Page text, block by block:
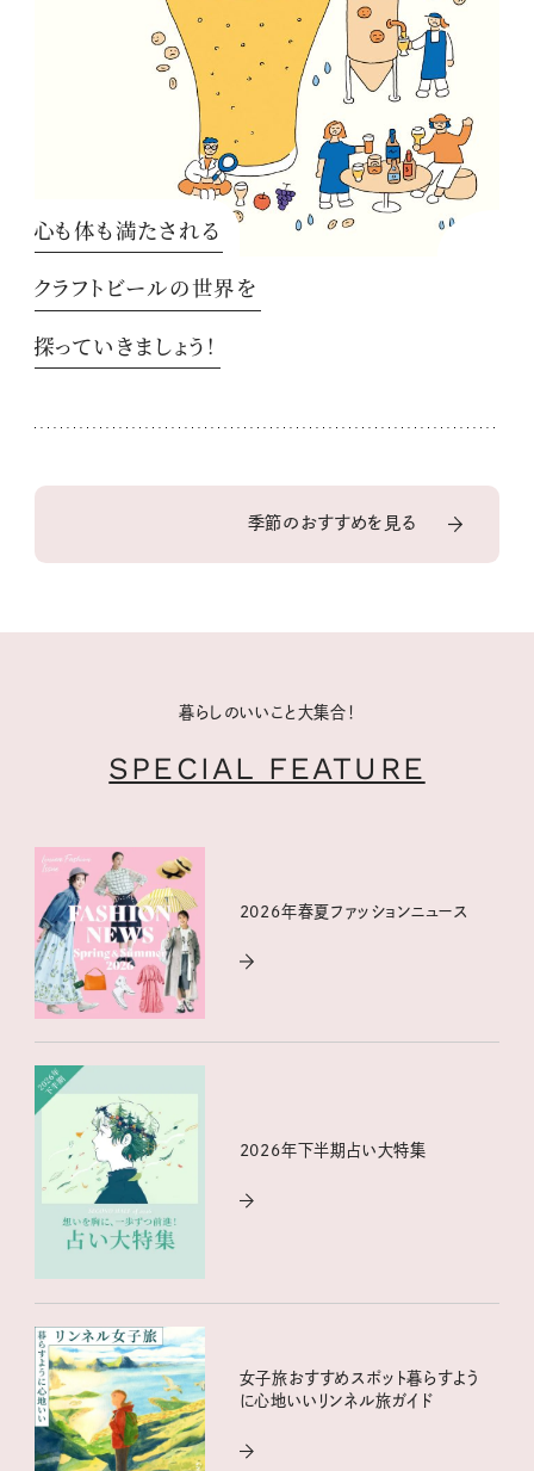
心も体も満たされる
クラフトビールの世界を
探っていきましょう！
季節のおすすめを見る
暮らしのいいこと大集合！
SPECIAL FEATURE
2026年春夏ファッションニュース
2026年下半期占い大特集
女子旅おすすめスポット暮らすよう
に心地いいリンネル旅ガイド